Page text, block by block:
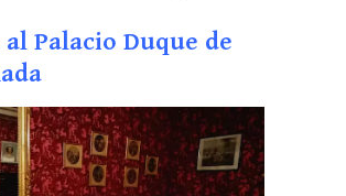
Palacio Duque de